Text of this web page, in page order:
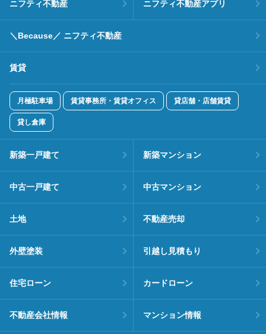
ニフティ不動産 ニフティ不動産アプリ
＼Because／ ニフティ不動産
賃貸
月極駐車場 賃貸事務所・賃貸オフィス 貸店舗・店舗賃貸
貸し倉庫
新築一戸建て 新築マンション
中古一戸建て 中古マンション
土地 不動産売却
外壁塗装 引越し見積もり
住宅ローン カードローン
不動産会社情報 マンション情報